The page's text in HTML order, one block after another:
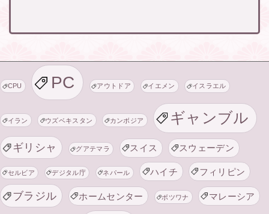
CPU PC アウトドア イエメン イスラエル
イラン ウズベキスタン カンボジア ギャンブル
ギリシャ グアテマラ スイス スウェーデン
セルビア デジタル庁 ネパール ハイチ フィリピン
ブラジル ホームセンター ボツワナ マレーシア